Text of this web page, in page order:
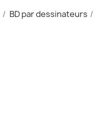
BD par dessinateurs